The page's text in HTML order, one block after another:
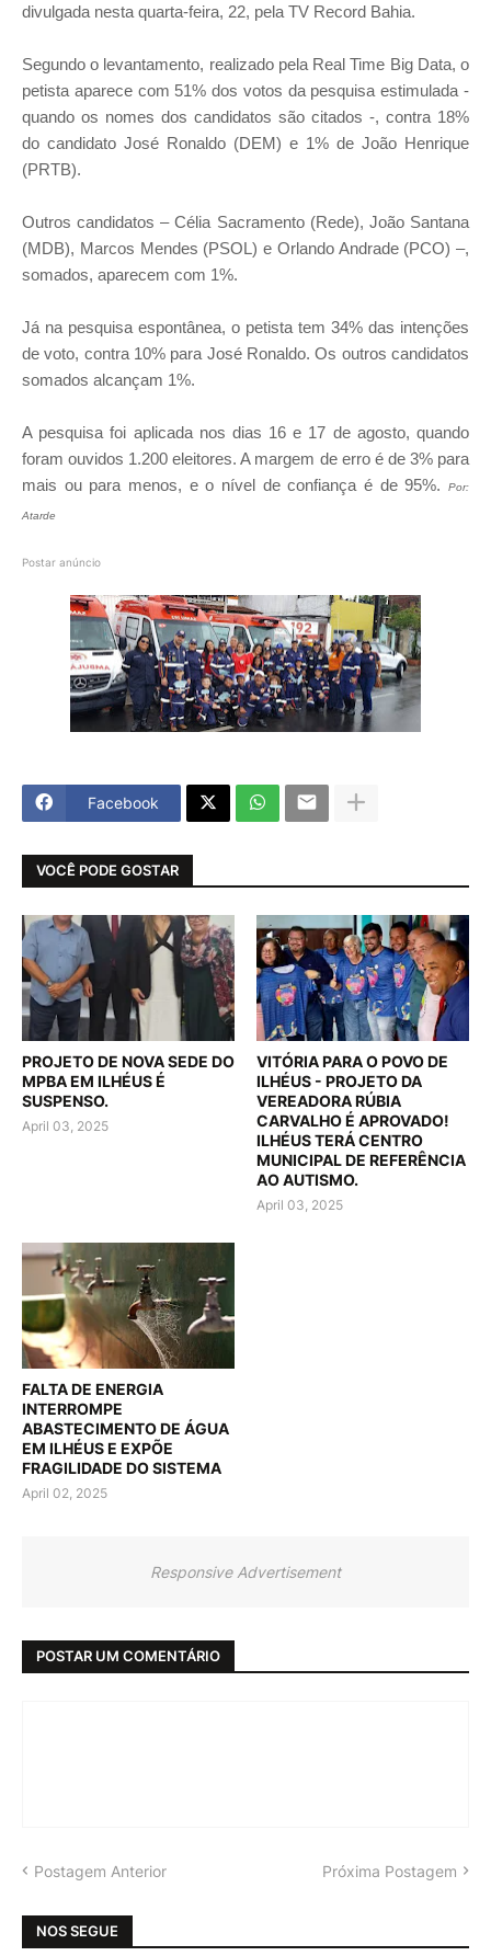
divulgada nesta quarta-feira, 22, pela TV Record Bahia.
Segundo o levantamento, realizado pela Real Time Big Data, o
petista aparece com 51% dos votos da pesquisa estimulada -
quando os nomes dos candidatos são citados -, contra 18%
do candidato José Ronaldo (DEM) e 1% de João Henrique
(PRTB).
Outros candidatos – Célia Sacramento (Rede), João Santana
(MDB), Marcos Mendes (PSOL) e Orlando Andrade (PCO) –,
somados, aparecem com 1%.
Já na pesquisa espontânea, o petista tem 34% das intenções
de voto, contra 10% para José Ronaldo. Os outros candidatos
somados alcançam 1%.
A pesquisa foi aplicada nos dias 16 e 17 de agosto, quando
foram ouvidos 1.200 eleitores. A margem de erro é de 3% para
mais ou para menos, e o nível de confiança é de 95%.
Por:
Atarde
Postar anúncio
Facebook
VOCÊ PODE GOSTAR
PROJETO DE NOVA SEDE DO
MPBA EM ILHÉUS É
SUSPENSO.
April 03, 2025
VITÓRIA PARA O POVO DE
ILHÉUS - PROJETO DA
VEREADORA RÚBIA
CARVALHO É APROVADO!
ILHÉUS TERÁ CENTRO
MUNICIPAL DE REFERÊNCIA
AO AUTISMO.
April 03, 2025
FALTA DE ENERGIA
INTERROMPE
ABASTECIMENTO DE ÁGUA
EM ILHÉUS E EXPÕE
FRAGILIDADE DO SISTEMA
April 02, 2025
Responsive Advertisement
POSTAR UM COMENTÁRIO
Postagem Anterior Próxima Postagem
NOS SEGUE